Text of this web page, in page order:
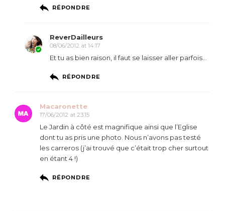
RÉPONDRE
ReverDailleurs
08/06/2012 at 14:17
Et tu as bien raison, il faut se laisser aller parfois…
RÉPONDRE
Macaronette
17/06/2012 at 23:15
Le Jardin à côté est magnifique ainsi que l’Eglise
dont tu as pris une photo. Nous n’avons pas testé
les carreros (j’ai trouvé que c’était trop cher surtout
en étant 4 !)
RÉPONDRE